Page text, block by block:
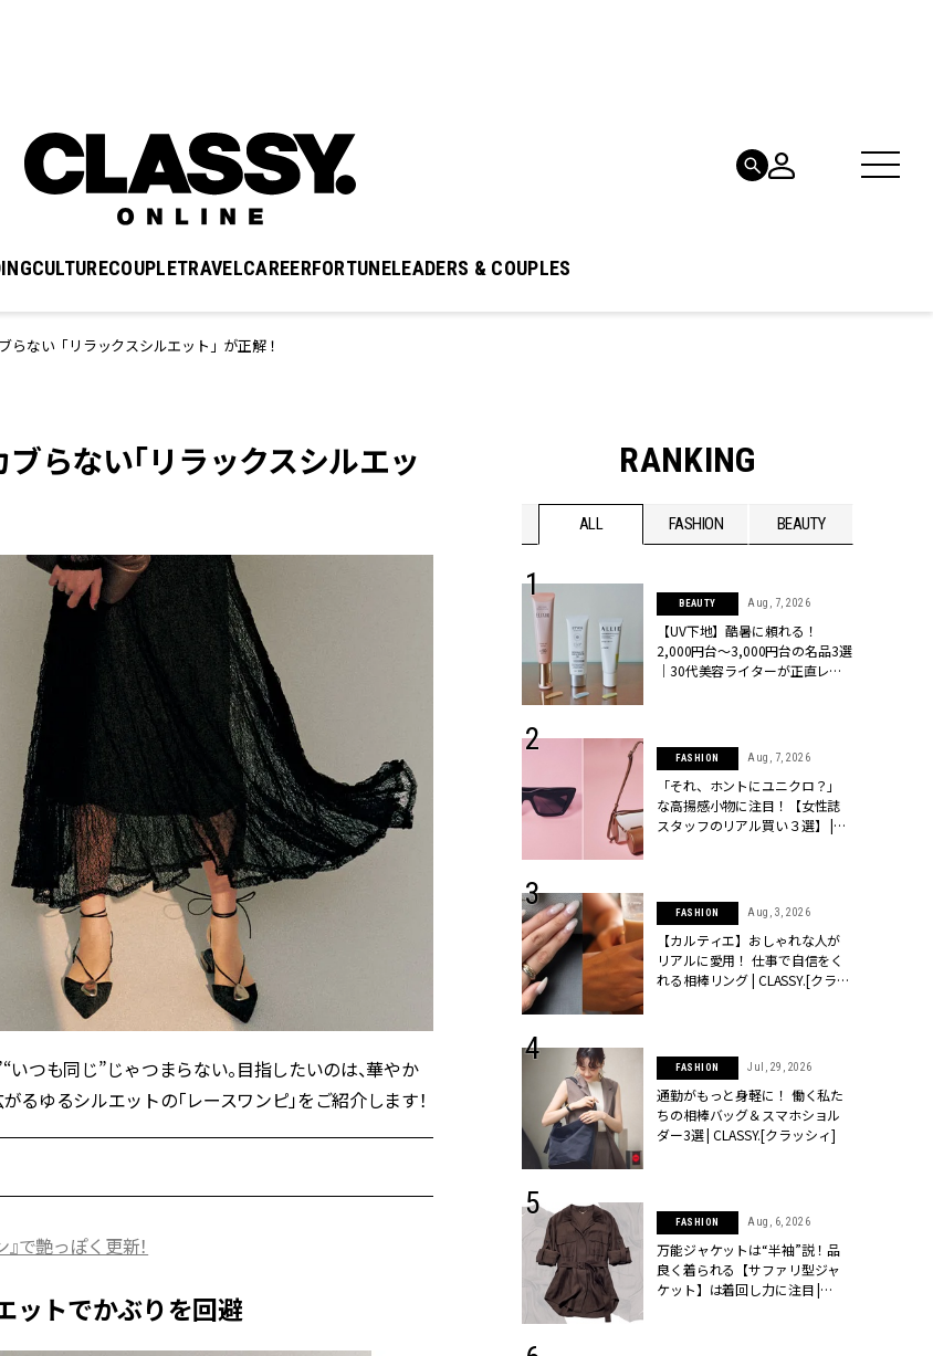
CULTURECOUPLETRAVELCAREERFORTUNELEADERS & COUPLES
らない「リラックスシルエット」が正解！
らない「リラックスシルエッ
つも同じ”じゃつまらない。目指したいのは、華やか
るゆるシルエットの「レースワンピ」をご紹介します！
で艶っぽく更新！
ットでかぶりを回避
RANKING
ALL FASHION BEAUTY
BEAUTY Aug, 7, 2026
【UV下地】酷暑に頼れる！
2,000円台〜3,000円台の名品3選
｜30代美容ライターが正直レビ
ュー | CLASSY.[クラッシィ]
BEAUTY Aug, 6, 2026
【ヘアアクセ6選】手抜きに見え
ない！アラサーのまとめ髪が垢
抜ける「即戦力アクセ」たち |
CLASSY.[クラッシィ]
BEAUTY Sep, 25, 2025
マルジェラの“レプリカ”に新作
も！注目度急上昇の『フレグラ
ンス』５選 | CLASSY.[クラッシ
BEAUTY Aug, 8, 2026
シャネル】「ココ マドモアゼ
クラッシュ アプソリュ」の限
カフェが登場！世界観に没入
しい毎日に「うるおいター
な肌を目指す | CLASSY.[クラッ
【一生ものジュエリー】1つでも
存在感が際立つ！ポメラートの
「トゥギャザー」シリーズに注
目 | CLASSY.[クラッシィ]
WEDDING Mar, 24, 2026
【トレンドの巻き方３選】結婚
式ゲスト服の鉄板“シンプル黒ワ
ンピ”は『スカーフ』で盛るのが
BEAUTY Aug, 7, 2026
【UV下地】酷暑に頼れる！
2,000円台〜3,000円台の名品3選
｜30代美容ライターが正直レビ
FASHION Aug, 7, 2026
「それ、ホントにユニクロ？」
な高揚感小物に注目！【女性誌
スタッフのリアル買い３選】 |
FASHION Aug, 3, 2026
【カルティエ】おしゃれな人が
リアルに愛用！ 仕事で自信をく
れる相棒リング | CLASSY.[クラッ
FASHION Jul, 29, 2026
通勤がもっと身軽に！ 働く私た
ちの相棒バッグ＆スマホショル
ダー3選 | CLASSY.[クラッシィ]
FASHION Aug, 6, 2026
万能ジャケットは“半袖”説！品
良く着られる【サファリ型ジャ
ケット】は着回し力に注目 |